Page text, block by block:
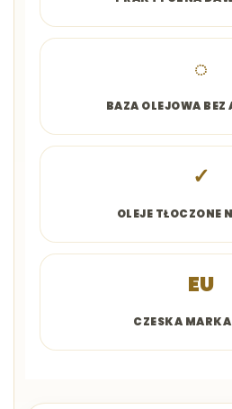
◌
BAZA OLEJOWA BEZ
✓
OLEJE TŁOCZONE
EU
CZESKA